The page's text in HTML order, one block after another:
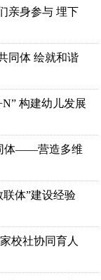
亲身参与 埋下
同体 绘就和谐
构建幼儿发展
同体——营造多维
体”建设经验
校社协同育人